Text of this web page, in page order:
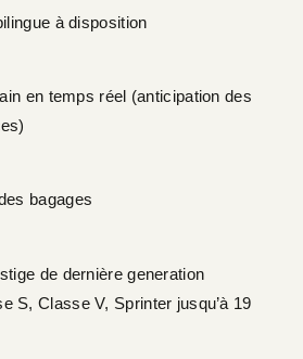
à disposition
en temps réel (anticipation des
bagages
de dernière generation
S, Classe V, Sprinter jusqu’à 19